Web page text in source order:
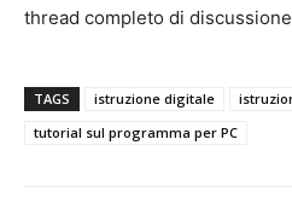
thread completo di
TAGS istruzione digitale
tutorial sul programma per PC